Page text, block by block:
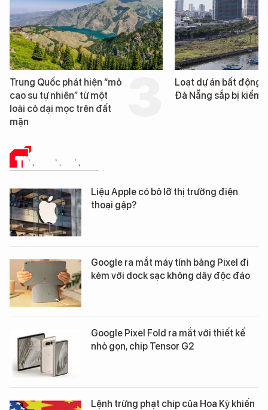
Trung Quốc phát hiện “mỏ
cao su tự nhiên” từ một
loài cỏ dại mọc trên đất
mặn
Loạt dự án bất động
Đà Nẵng sắp bị kiểm
TIN CÔNG NGHỆ
Liệu Apple có bỏ lỡ thị trường điện
thoại gập?
Google ra mắt máy tính bảng Pixel đi
kèm với dock sạc không dây độc đáo
Google Pixel Fold ra mắt với thiết kế
nhỏ gọn, chip Tensor G2
Lệnh trừng phạt chip của Hoa Kỳ khiến